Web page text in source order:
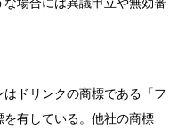
場合には異議申立や無効審
ドリンクの商標である「フ
有している。他社の商標